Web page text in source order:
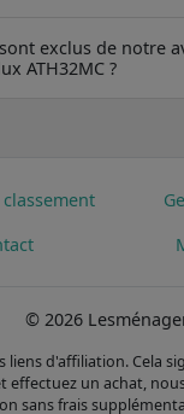
exclus de notre
ATH32MC ?
© 2026
liens d'affiliation. Cela
effectuez un achat,
sans frais